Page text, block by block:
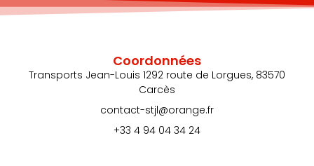
Coordonnées
Transports Jean-Louis 1292 route de Lorgues, 83570
Carcès
contact-stjl@orange.fr
+33 4 94 04 34 24